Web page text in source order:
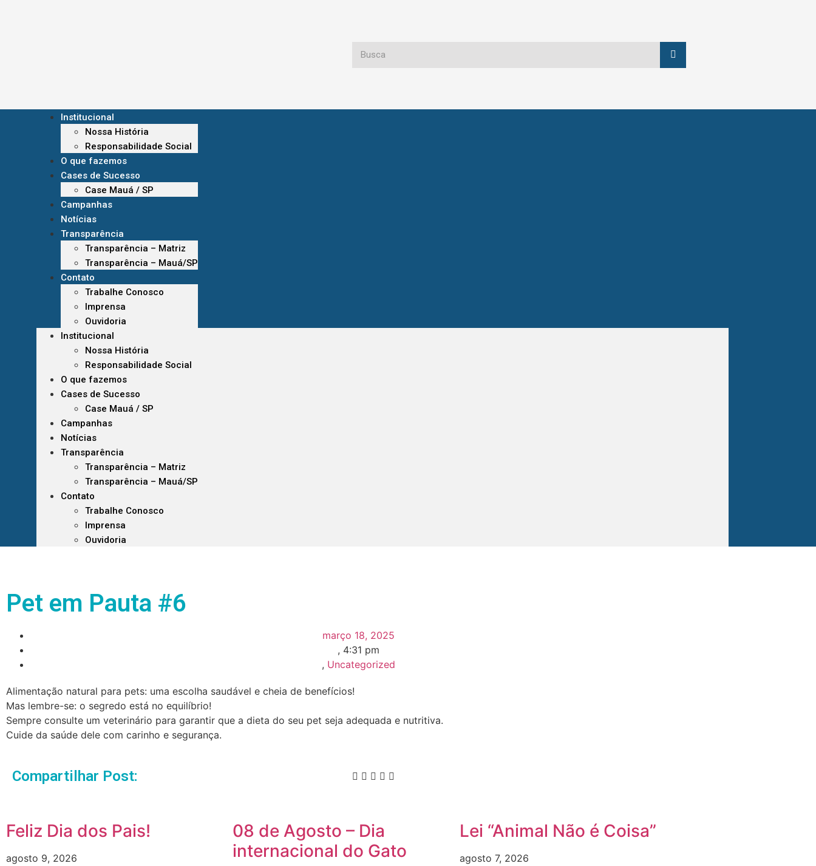
Institucional
Nossa História
Responsabilidade Social
O que fazemos
Cases de Sucesso
Case Mauá / SP
Campanhas
Notícias
Transparência
Transparência – Matriz
Transparência – Mauá/SP
Contato
Trabalhe Conosco
Imprensa
Ouvidoria
Institucional
Nossa História
Responsabilidade Social
O que fazemos
Cases de Sucesso
Case Mauá / SP
Campanhas
Notícias
Transparência
Transparência – Matriz
Transparência – Mauá/SP
Contato
Trabalhe Conosco
Imprensa
Ouvidoria
Pet em Pauta #6
março 18, 2025
, 4:31 pm
, Uncategorized
Alimentação natural para pets: uma escolha saudável e cheia de benefícios!
Mas lembre-se: o segredo está no equilíbrio!
Sempre consulte um veterinário para garantir que a dieta do seu pet seja adequada e nutritiva.
Cuide da saúde dele com carinho e segurança.
Compartilhar Post:
Feliz Dia dos Pais!
agosto 9, 2026
08 de Agosto – Dia
internacional do Gato
Lei “Animal Não é Coisa”
agosto 7, 2026